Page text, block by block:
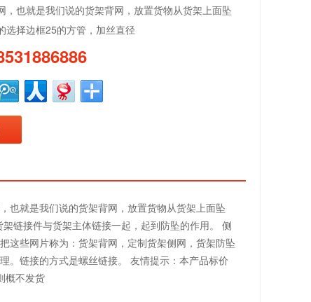
，也就是我们说的货架背网，放置货物从货架上面坠
选择边框25的方管，加丝直径
也就是我们说的货架背网，放置货物从货架上面坠
链接件与货架主体链接一起，起到防坠的作用。 侧
这些网片称为：货架背网，定制货架侧网，货架防坠
。链接的方式是螺丝链接。 友情提示：本产品标价
概不发货